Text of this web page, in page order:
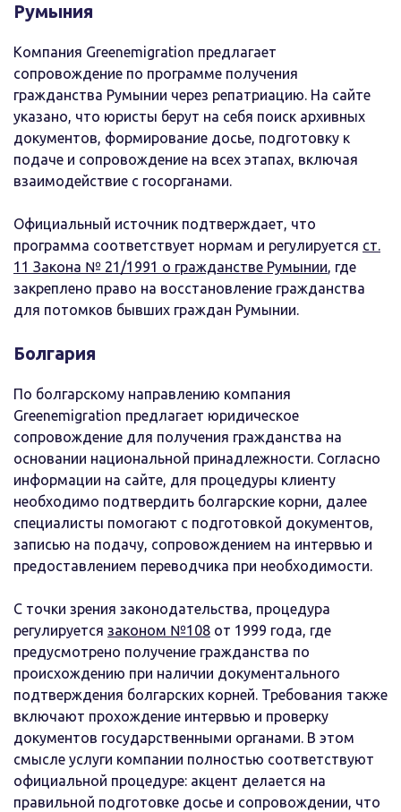
Румыния
Компания Greenemigration предлагает
сопровождение по программе получения
гражданства Румынии через репатриацию. На сайте
указано, что юристы берут на себя поиск архивных
документов, формирование досье, подготовку к
подаче и сопровождение на всех этапах, включая
взаимодействие с госорганами.
Официальный источник подтверждает, что
программа соответствует нормам и регулируется ст.
11 Закона № 21/1991 о гражданстве Румынии, где
закреплено право на восстановление гражданства
для потомков бывших граждан Румынии.
Болгария
По болгарскому направлению компания
Greenemigration предлагает юридическое
сопровождение для получения гражданства на
основании национальной принадлежности. Согласно
информации на сайте, для процедуры клиенту
необходимо подтвердить болгарские корни, далее
специалисты помогают с подготовкой документов,
записью на подачу, сопровождением на интервью и
предоставлением переводчика при необходимости.
С точки зрения законодательства, процедура
регулируется законом №108 от 1999 года, где
предусмотрено получение гражданства по
происхождению при наличии документального
подтверждения болгарских корней. Требования также
включают прохождение интервью и проверку
документов государственными органами. В этом
смысле услуги компании полностью соответствуют
официальной процедуре: акцент делается на
правильной подготовке досье и сопровождении, что